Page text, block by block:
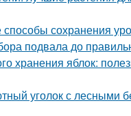
сохранения
подвала до
хранения яблок:
уголок с лесными